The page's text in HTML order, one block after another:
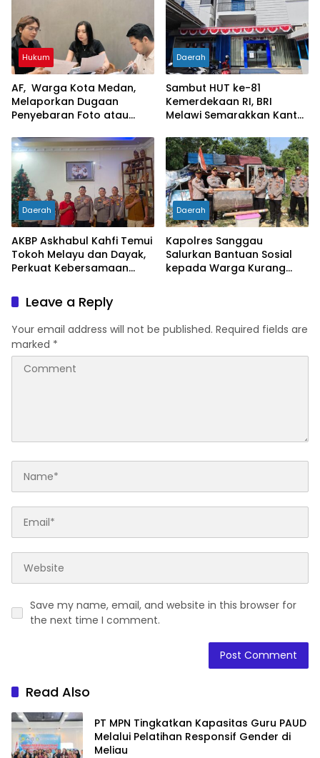
Hukum
AF, Warga Kota Medan,
Melaporkan Dugaan
Penyebaran Foto atau
Asusila
Daerah
Sambut HUT ke-81
Kemerdekaan RI, BRI
Melawi Semarakkan Kantor
Putih
Daerah
AKBP Askhabul Kahfi Temui
Tokoh Melayu dan Dayak,
Perkuat Kebersamaan
Daerah
Kapolres Sanggau
Salurkan Bantuan Sosial
kepada Warga Kurang
Masyarakat
Leave a Reply
Your email address will not be published. Required fields are
marked *
Save my name, email, and website in this browser for
the next time I comment.
Read Also
PT MPN Tingkatkan Kapasitas Guru PAUD
Melalui Pelatihan Responsif Gender di
Meliau